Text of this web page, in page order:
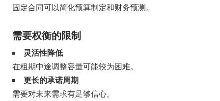
固定合同可以简化预算制定和财务预测。
需要权衡的限制
灵活性降低
在租期中途调整容量可能较为困难。
更长的承诺周期
需要对未来需求有足够信心。